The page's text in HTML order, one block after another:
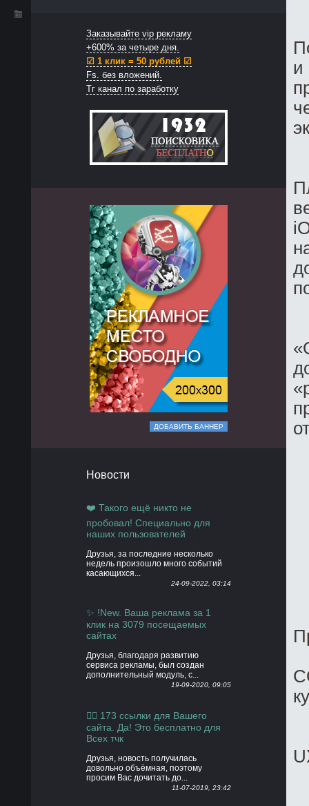
Заказывайте vip рекламу
+600% за четыре дня.
☑ 1 клик = 50 рублей ☑
Fs. без вложений.
Тг канал по заработку
ДОБАВИТЬ БАННЕР
Новости
❤️ Такого ещё никто не
пробовал! Специально для
наших пользователей
Друзья, за последние несколько
недель произошло много событий
касающихся...
24-09-2022, 03:14
✨ !New. Ваша реклама за 1
клик на 3079 посещаемых
сайтах
Друзья, благодаря развитию
сервиса рекламы, был создан
дополнительный модуль, с...
19-09-2020, 09:05
👍🏻 173 ссылки для Вашего
сайта. Да! Это бесплатно для
Всех тчк
Друзья, новость получилась
довольно объёмная, поэтому
просим Вас дочитать до...
11-07-2019, 23:42
и